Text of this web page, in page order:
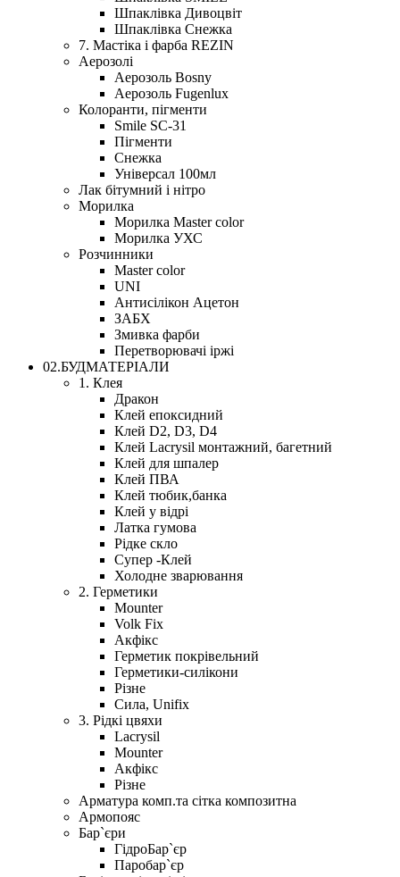
Шпаклівка Дивоцвіт
Шпаклівка Снежка
7. Мастіка і фарба REZIN
Аерозолі
Аерозоль Bosny
Аерозоль Fugenlux
Колоранти, пігменти
Smile SC-31
Пігменти
Снежка
Універсал 100мл
Лак бітумний і нітро
Морилка
Морилка Master color
Морилка УХС
Розчинники
Master color
UNI
Антисілікон Ацетон
ЗАБХ
Змивка фарби
Перетворювачі іржі
02.БУДМАТЕРІАЛИ
1. Клея
Дракон
Клей епоксидний
Клей D2, D3, D4
Клей Lacrysil монтажний, багетний
Клей для шпалер
Клей ПВА
Клей тюбик,банка
Клей у відрі
Латка гумова
Рідке скло
Супер -Клей
Холодне зварювання
2. Герметики
Mounter
Volk Fix
Акфікс
Герметик покрівельний
Герметики-силікони
Різне
Сила, Unifix
3. Рідкі цвяхи
Lacrysil
Mounter
Акфікс
Різне
Арматура комп.та сітка композитна
Армопояс
Бар`єри
ГідроБар`єр
Паробар`єр